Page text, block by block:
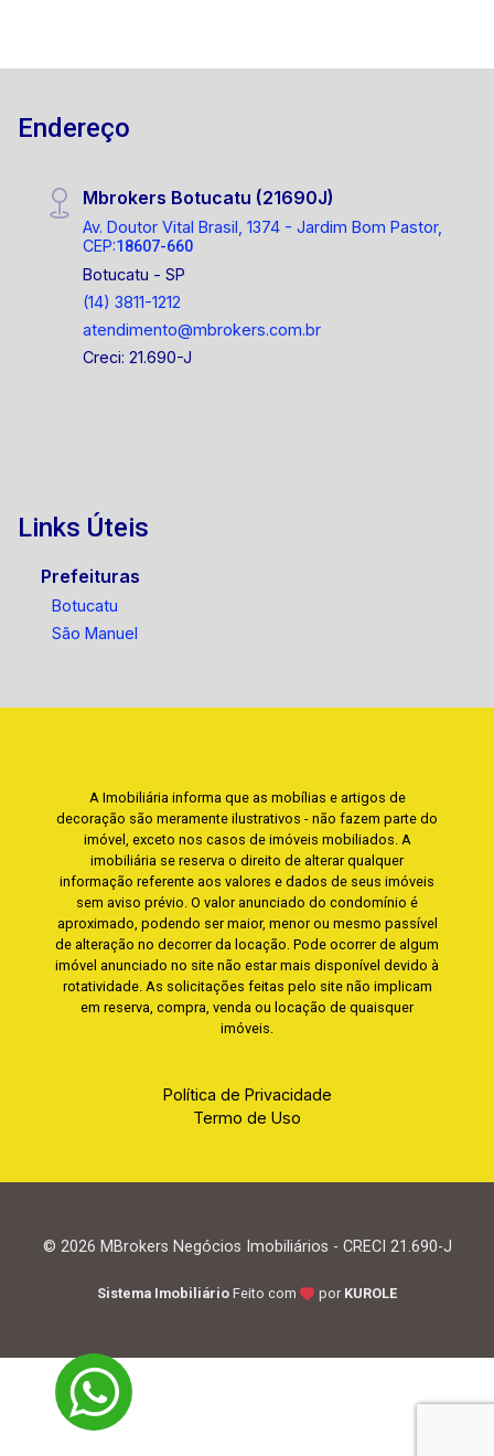
Endereço
Mbrokers Botucatu (21690J)
Av. Doutor Vital Brasil, 1374 - Jardim Bom Pastor,
CEP:18607-660
Botucatu - SP
(14) 3811-1212
atendimento@mbrokers.com.br
Creci: 21.690-J
Links Úteis
Prefeituras
Botucatu
São Manuel
A Imobiliária informa que as mobílias e artigos de
decoração são meramente ilustrativos - não fazem parte do
imóvel, exceto nos casos de imóveis mobiliados. A
imobiliária se reserva o direito de alterar qualquer
informação referente aos valores e dados de seus imóveis
sem aviso prévio. O valor anunciado do condomínio é
aproximado, podendo ser maior, menor ou mesmo passível
de alteração no decorrer da locação. Pode ocorrer de algum
imóvel anunciado no site não estar mais disponível devido à
rotatividade. As solicitações feitas pelo site não implicam
em reserva, compra, venda ou locação de quaisquer
imóveis.
Política de Privacidade
Termo de Uso
© 2026 MBrokers Negócios Imobiliários - CRECI 21.690-J
Sistema Imobiliário Feito com por KUROLE